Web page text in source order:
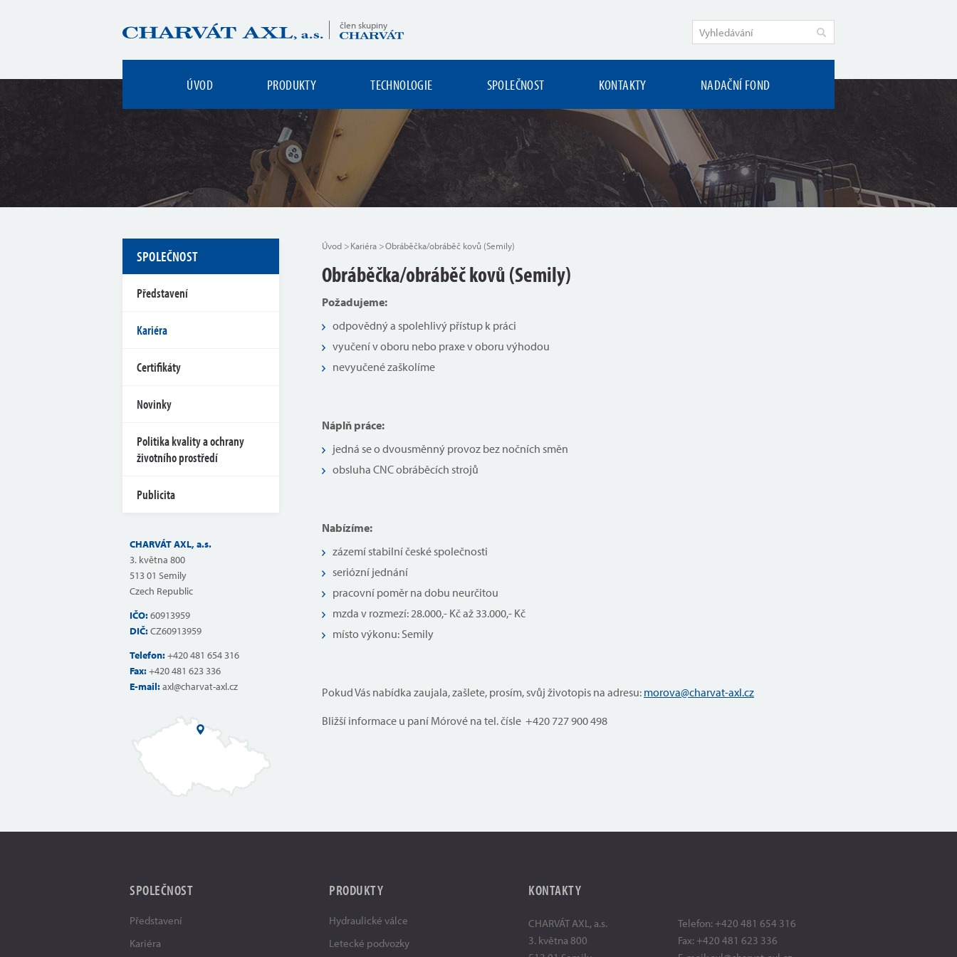
člen skupiny
ÚVOD PRODUKTY TECHNOLOGIE SPOLEČNOST KONTAKTY NADAČNÍ FOND
Úvod Kariéra Obráběčka/obráběč kovů (Semily)
Obráběčka/obráběč kovů (Semily)
Požadujeme:
odpovědný a spolehlivý přístup k práci
vyučení v oboru nebo praxe v oboru výhodou
nevyučené zaškolíme
Náplň práce:
jedná se o dvousměnný provoz bez nočních směn
obsluha CNC obráběcích strojů
Nabízíme:
zázemí stabilní české společnosti
seriózní jednání
pracovní poměr na dobu neurčitou
mzda v rozmezí: 28.000,- Kč až 33.000,- Kč
místo výkonu: Semily
Pokud Vás nabídka zaujala, zašlete, prosím, svůj životopis na adresu: morova@charvat-axl.cz
Bližší informace u paní Mórové na tel. čísle +420 727 900 498
SPOLEČNOST
Představení
Kariéra
Certifikáty
Novinky
Politika kvality a ochrany
životního prostředí
Publicita
CHARVÁT AXL, a.s.
3. května 800
513 01 Semily
Czech Republic
IČO:60913959
DIČ:CZ60913959
Telefon:+420 481 654 316
Fax:+420 481 623 336
E-mail:axl@charvat-axl.cz
SPOLEČNOST
Představení
Kariéra
PRODUKTY
Hydraulické válce
Letecké podvozky
KONTAKTY
CHARVÁT AXL, a.s.
3. května 800
Telefon: +420 481 654 316
Fax: +420 481 623 336